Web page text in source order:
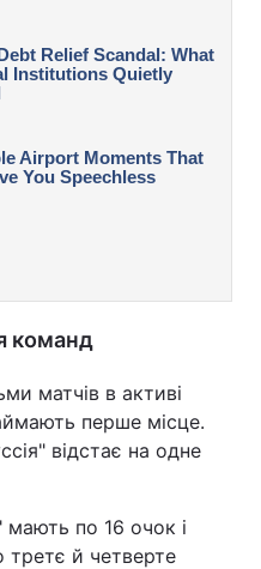
команд
матчів в активі
перше місце.
відстає на одне
по 16 очок і
третє й четверте